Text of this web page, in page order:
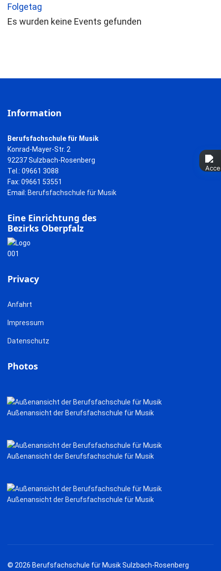
Folgetag
Es wurden keine Events gefunden
Information
Berufsfachschule für Musik
Konrad-Mayer-Str. 2
92237 Sulzbach-Rosenberg
Tel.: 09661 3088
Fax: 09661 53551
Email: Berufsfachschule für Musik
Eine Einrichtung des
Bezirks Oberpfalz
Privacy
Anfahrt
Impressum
Datenschutz
Photos
Außenansicht der Berufsfachschule für Musik
Außenansicht der Berufsfachschule für Musik
Außenansicht der Berufsfachschule für Musik
© 2026 Berufsfachschule für Musik Sulzbach-Rosenberg